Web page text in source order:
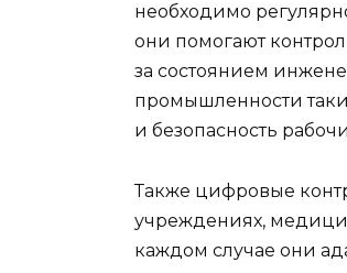
необходимо
они помогают
за состоянием
промышленности
и безопасность
Также цифровые
учреждениях,
каждом случае они